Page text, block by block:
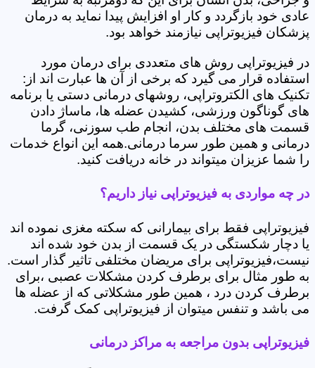
عادی خود بازگردد و کار او افزایش پیدا نماید به درمان
پزشکان فیزیوتراپی نیازمند خواهد بود.
در فیزیوتراپی روش های متعددی برای درمان مورد
استفاده قرار می گیرد که برخی از آن ها عبارت اند از:
تکنیک های الکتروتراپی، روشهای درمانی دستی یا برنامه
های گوناگون ورزشی، کشیدن عضله ها، ماساژ دادن
قسمت های مختلف بدن، انجام طب سوزنی، گرما
درمانی و همین طور سرما درمانی.همه این انواع خدمات
را شما عزیزان میتواند در خانه دریافت کنید.
در چه مواردی به فیزیوتراپی نیاز داریم؟
فیزیوتراپی فقط برای بیمارانی که سکته مغزی نموده اند
یا دچار شکستگی در یک قسمت از بدن خود شده اند
نیست،فیزیوتراپی برای مریضان مختلفی تاثیر گذار است.
به طور مثال برای برطرف کردن مشکلات عصبی ،برای
برطرف کردن درد ، همین طور مشکلاتی که از عضله ها
می باشد و تنفس میتوان از فیزیوتراپی کمک گرفت.
فیزیوتراپی بدون مراجعه به مراکز درمانی